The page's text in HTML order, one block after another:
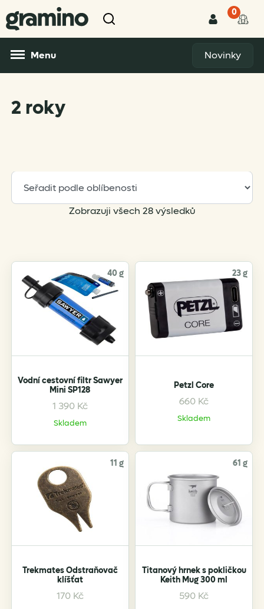
0
Menu Novinky
2 roky
Zobrazuji všech 28 výsledkůSorted
40 g
Vodní cestovní filtr Sawyer
Mini SP128
1 390 Kč
Skladem
23 g
Petzl Core
660 Kč
Skladem
11 g
Trekmates Odstraňovač
klíšťat
170 Kč
61 g
Titanový hrnek s pokličkou
Keith Mug 300 ml
590 Kč